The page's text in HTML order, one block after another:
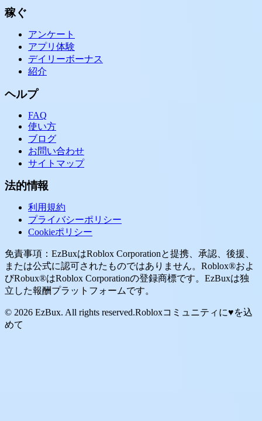
稼ぐ
アンケート
アプリ体験
デイリーボーナス
紹介
ヘルプ
FAQ
使い方
ブログ
お問い合わせ
サイトマップ
法的情報
利用規約
プライバシーポリシー
Cookieポリシー
免責事項：EzBuxはRoblox Corporationと提携、承認、後援、
または公式に認可されたものではありません。Roblox®およ
びRobux®はRoblox Corporationの登録商標です。EzBuxは独
立した報酬プラットフォームです。
© 2026 EzBux. All rights reserved.Robloxコミュニティに♥を込
めて